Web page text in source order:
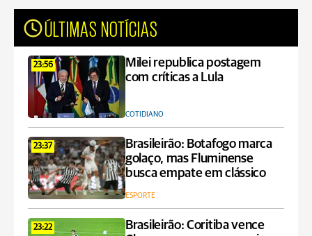
ÚLTIMAS NOTÍCIAS
23:56
Milei republica postagem
com críticas a Lula
COTIDIANO
23:37
Brasileirão: Botafogo marca
golaço, mas Fluminense
busca empate em clássico
ESPORTE
23:22
Brasileirão: Coritiba vence